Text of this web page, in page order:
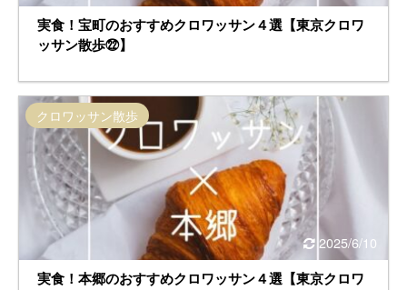
実食！宝町のおすすめクロワッサン４選【東京クロワ
ッサン散歩㉒】
2025/6/10
クロワッサン散歩
実食！本郷のおすすめクロワッサン４選【東京クロワ